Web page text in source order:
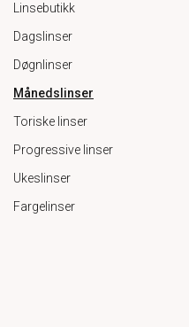
Linsebutikk
Dagslinser
Døgnlinser
Månedslinser
Toriske linser
Progressive linser
Ukeslinser
Fargelinser